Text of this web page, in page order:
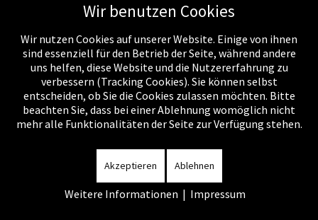
Wir benutzen Cookies
Wir nutzen Cookies auf unserer Website. Einige von ihnen
sind essenziell für den Betrieb der Seite, während andere
uns helfen, diese Website und die Nutzererfahrung zu
verbessern (Tracking Cookies). Sie können selbst
entscheiden, ob Sie die Cookies zulassen möchten. Bitte
beachten Sie, dass bei einer Ablehnung womöglich nicht
mehr alle Funktionalitäten der Seite zur Verfügung stehen.
Akzeptieren Ablehnen
Weitere Informationen | Impressum